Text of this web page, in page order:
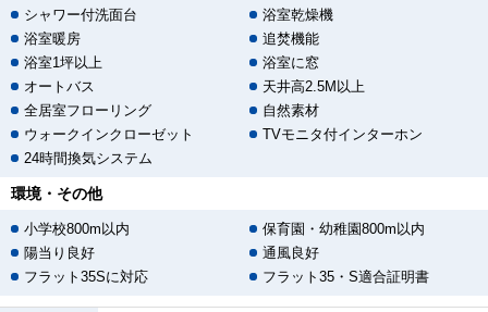
シャワー付洗面台
浴室乾燥機
浴室暖房
追焚機能
浴室1坪以上
浴室に窓
オートバス
天井高2.5M以上
全居室フローリング
自然素材
ウォークインクローゼット
TVモニタ付インターホン
24時間換気システム
環境・その他
小学校800m以内
保育園・幼稚園800m以内
陽当り良好
通風良好
フラット35Sに対応
フラット35・S適合証明書